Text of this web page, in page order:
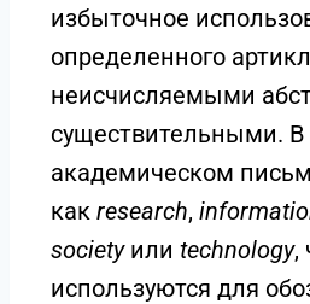
избыточное
определенного
неисчисляемыми
существительными. В
академическом
как research,
societyили technology,
используются для